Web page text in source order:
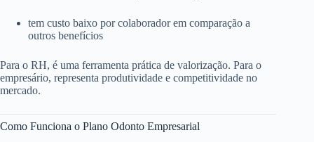
tem custo baixo por colaborador em comparação a
outros benefícios
Para o RH, é uma ferramenta prática de valorização. Para o
empresário, representa produtividade e competitividade no
mercado.
Como Funciona o Plano Odonto Empresarial